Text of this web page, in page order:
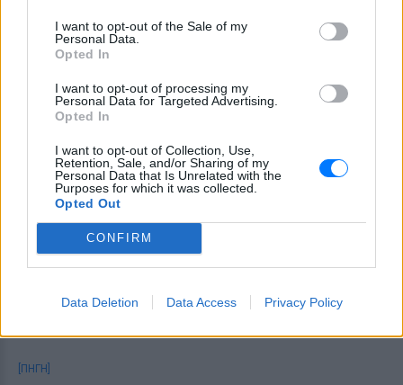
I want to opt-out of the Sale of my
Personal Data.
Opted In
I want to opt-out of processing my
Personal Data for Targeted Advertising.
Opted In
I want to opt-out of Collection, Use,
Retention, Sale, and/or Sharing of my
Personal Data that Is Unrelated with the
Purposes for which it was collected.
Opted Out
CONFIRM
Data Deletion Data Access Privacy Policy
Εκπρόσωπο της Γενικής Συνομοσπονδίας Εργατών
Τον Πρόεδρο της Διεθνούς Ομοσπονδίας για τα
καθηγητή στο Πάντειο Πανεπιστήμιο, κ. Δημήτρη
Χριστόπουλο
Τον Επιστημονικό Υπεύθυνο του Ελληνικού
Συμβουλίου για τους Πρόσφυγες, κ. Σπύρο
Κουλοχέρη
Τη συνέντευξη τύπου συντόνισε η δικηγόρος Κλειώ
Παπαπαντολέων.
[ΠΗΓΗ]